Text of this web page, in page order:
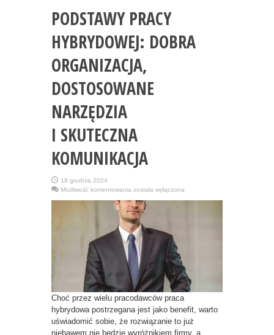
PODSTAWY PRACY
HYBRYDOWEJ: DOBRA
ORGANIZACJA,
DOSTOSOWANE
NARZĘDZIA
I SKUTECZNA
KOMUNIKACJA
18 grudnia 2024
Możliwość komentowania PODSTAWY
HYBRYDOWEJ:
DOBRA
ORGANIZACJA,
DOSTOSOWANE
NARZĘDZIA
I
SKUTECZNA
KOMUNIKACJA
została wyłączona
Choć przez wielu pracodawców praca
hybrydowa postrzegana jest jako benefit, warto
uświadomić sobie, że rozwiązanie to już
niebawem nie będzie wyróżnikiem firmy, a